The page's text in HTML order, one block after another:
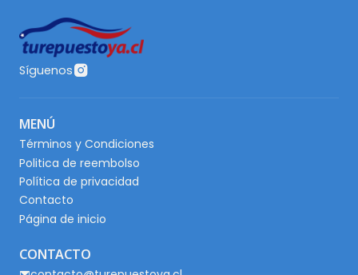
Síguenos
MENÚ
Términos y Condiciones
Politica de reembolso
Política de privacidad
Contacto
Página de inicio
CONTACTO